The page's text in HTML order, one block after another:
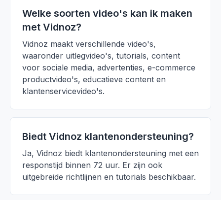
Welke soorten video's kan ik maken
met Vidnoz?
Vidnoz maakt verschillende video's,
waaronder uitlegvideo's, tutorials, content
voor sociale media, advertenties, e-commerce
productvideo's, educatieve content en
klantenservicevideo's.
Biedt Vidnoz klantenondersteuning?
Ja, Vidnoz biedt klantenondersteuning met een
responstijd binnen 72 uur. Er zijn ook
uitgebreide richtlijnen en tutorials beschikbaar.